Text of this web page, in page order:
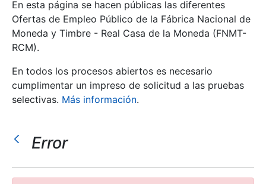
Mostrar/Ocultar
En esta página se hacen públicas las diferentes
Ofertas de Empleo Público de la Fábrica Nacional de
Moneda y Timbre - Real Casa de la Moneda (FNMT-
RCM).
En todos los procesos abiertos es necesario
cumplimentar un impreso de solicitud a las pruebas
selectivas. Más información.
Error